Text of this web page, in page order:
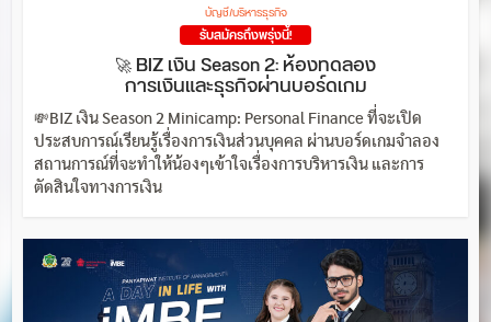
บัญชี/บริหารธุรกิจ
รับสมัครถึงพรุ่งนี้!
🚀 BIZ เงิน Season 2: ห้องทดลอง
การเงินและธุรกิจผ่านบอร์ดเกม
💸BIZ เงิน Season 2 Minicamp: Personal Finance ที่จะเปิด
ประสบการณ์เรียนรู้เรื่องการเงินส่วนบุคคล ผ่านบอร์ดเกมจำลอง
สถานการณ์ที่จะทำให้น้องๆเข้าใจเรื่องการบริหารเงิน และการ
ตัดสินใจทางการเงิน